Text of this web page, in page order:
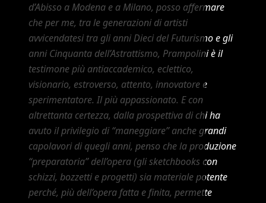
d’Abisso a Modena e a Milano, posso affermare
che per me, tra le generazioni di artisti
avvicendatesi tra gli anni Dieci del Futurismo e gli
anni Cinquanta dell’Astrattismo, Prampolini è il
testimone più antiaccademico, eclettico,
visionario, estroverso, attento, innovatore e
sperimentatore. Il più appassionato. E con
altrettanta certezza, dalla prospettiva di chi ha
avuto il privilegio di “maneggiare” anche grandi
capolavori di quegli anni, penso che la produzione
“preparatoria” dell’opera (gli sketchbooks con
schizzi, bozzetti e progetti) sia materiale potente
perché, più dell’opera fatta e finita, permette